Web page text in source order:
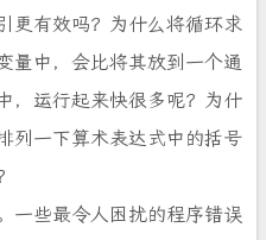
更有效吗？为什么将循环求
量中，会比将其放到一个通
，运行起来快很多呢？为什
列一下算术表达式中的括号
一些最令人困扰的程序错误